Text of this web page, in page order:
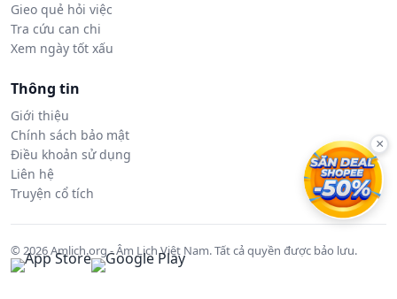
Gieo quẻ hỏi việc
Tra cứu can chi
Xem ngày tốt xấu
Thông tin
Giới thiệu
Chính sách bảo mật
Điều khoản sử dụng
Liên hệ
Truyện cổ tích
© 2026 Amlich.org - Âm Lịch Việt Nam. Tất cả quyền được bảo lưu.
×